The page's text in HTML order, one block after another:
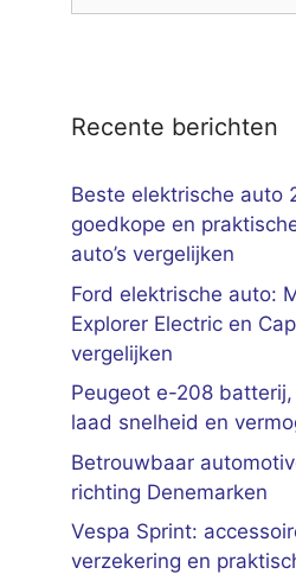
Recente berichten
Beste elektrische auto
goedkope en
auto’s vergelijken
Ford elektrische auto:
Explorer Electric en
vergelijken
Peugeot e-208
laad snelheid en
Betrouwbaar
richting Denemarken
Vespa Sprint:
verzekering en